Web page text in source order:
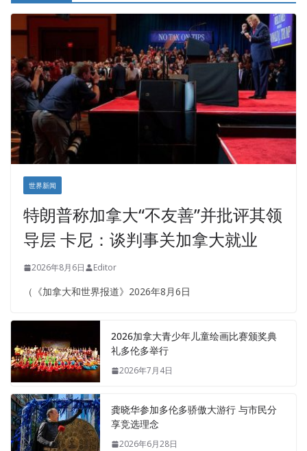
世界新闻
特朗普称加拿大“不友善”并批评其领
导层 卡尼：谈判事关加拿大就业
2026年8月6日 Editor
（《加拿大和世界报道》2026年8月6日
2026加拿大青少年儿童绘画比赛颁奖典
礼多伦多举行
2026年7月4日
龚晓华参加多伦多骄傲大游行 与市民分
享竞选理念
2026年6月28日